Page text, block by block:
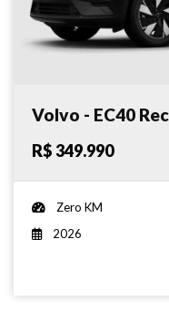
Volvo - EC40
R$ 349.990
Zero KM
2026